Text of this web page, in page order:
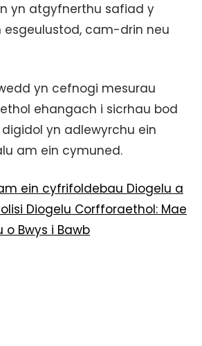
yn atgyfnerthu safiad y
esgeulustod, cam-drin neu
yn cefnogi mesurau
ehangach i sicrhau bod
yn adlewyrchu ein
am ein cymuned.
ein cyfrifoldebau Diogelu a
Diogelu Corfforaethol: Mae
o Bwys i Bawb